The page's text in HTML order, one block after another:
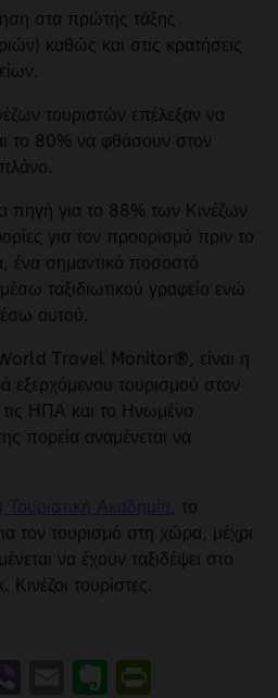
στα πρώτης τάξης
καθώς και στις κρατήσεις
τουριστών επέλεξαν να
το 80% να φθάσουν στον
πηγή για το 88% των Κινέζων
για τον προορισμό πριν το
ένα σημαντικό ποσοστό
ταξιδιωτικού γραφείο ενώ
αυτού.
Travel Monitor®, είναι η
εξερχόμενου τουρισμού στον
ΗΠΑ και το Ηνωμένο
πορεία αναμένεται να
, το
τον τουρισμό στη χώρα, μέχρι
να έχουν ταξιδέψει στο
τουρίστες.
ViberEmailEvernote